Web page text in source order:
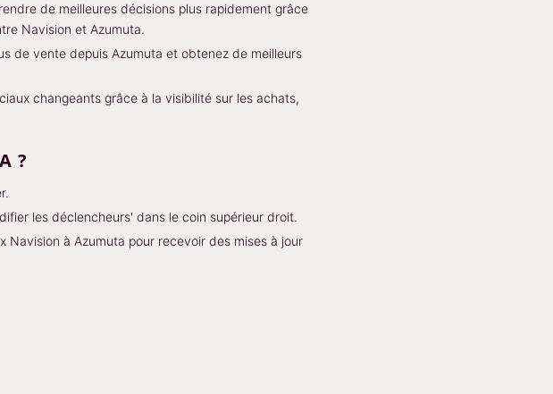
de meilleures décisions plus rapidement grâce
Navision et Azumuta.
de vente depuis Azumuta et obtenez de meilleurs
changeants grâce à la visibilité sur les achats,
?
les déclencheurs' dans le coin supérieur droit.
Navision à Azumuta pour recevoir des mises à jour